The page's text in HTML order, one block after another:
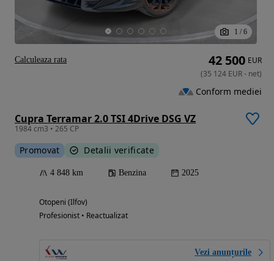
1 / 6
Cupra Terramar 2.0 TSI 4Drive DSG VZ
1984 cm3 • 265 CP
Promovat Detalii verificate
4 848 km Benzina 2025
Otopeni (Ilfov)
Profesionist • Reactualizat
Vezi anunțurile
42 500 EUR
(35 124 EUR- net)
Conform mediei
Calculeaza rata